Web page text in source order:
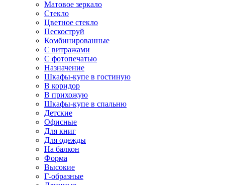
Матовое зеркало
Стекло
Цветное стекло
Пескоструй
Комбинированные
С витражами
С фотопечатью
Назначение
Шкафы-купе в гостиную
В коридор
В прихожую
Шкафы-купе в спальню
Детские
Офисные
Для книг
Для одежды
На балкон
Форма
Высокие
Г-образные